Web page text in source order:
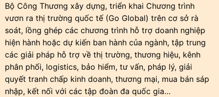
Bộ Công Thương xây dựng, triển khai Chương trình
vươn ra thị trường quốc tế (Go Global) trên cơ sở rà
soát, lồng ghép các chương trình hỗ trợ doanh nghiệp
hiện hành hoặc dự kiến ban hành của ngành, tập trung
các giải pháp hỗ trợ về thị trường, thương hiệu, kênh
phân phối, logistics, bảo hiểm, tư vấn, pháp lý, giải
quyết tranh chấp kinh doanh, thương mại, mua bán sáp
nhập, kết nối với các tập đoàn đa quốc gia…